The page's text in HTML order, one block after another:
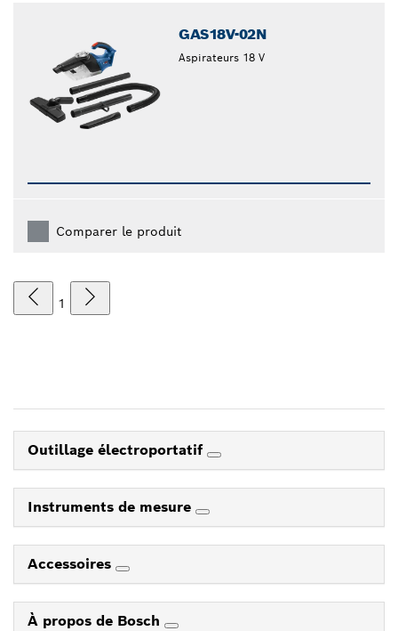
GAS18V-02N
Aspirateurs 18 V
Comparer le produit
1
Outillage électroportatif
Instruments de mesure
Accessoires
À propos de Bosch